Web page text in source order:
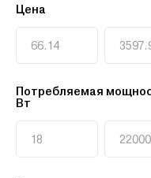
Цена
Потребляемая
Вт